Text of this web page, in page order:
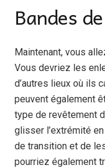
Bandes
Maintenant, vous
Vous devriez les
d’autres lieux où ils
peuvent également
type de revêtement
glisser l’extrémité
de transition et de
pourriez également